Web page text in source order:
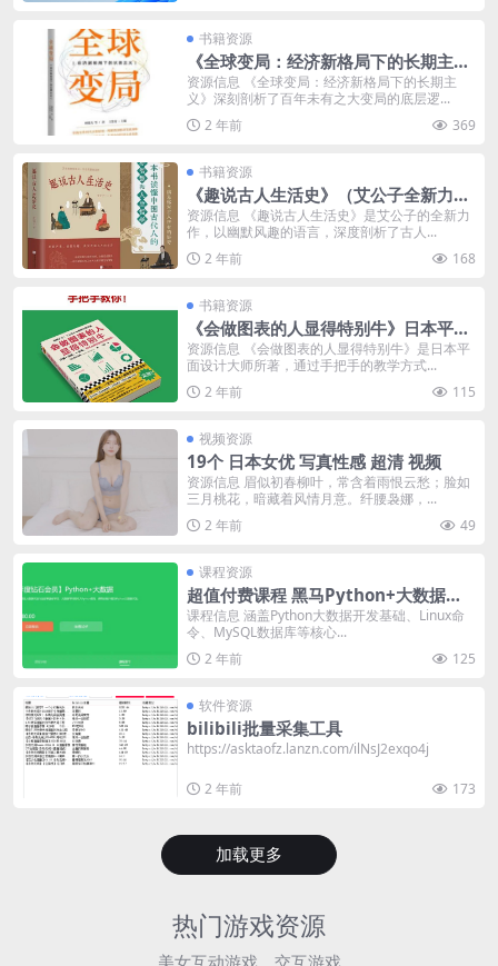
书籍资源
《全球变局：经济新格局下的长期主
义》透视百年未有之大变局的底层逻
辑，把握中国经济持续增长的坚韧定力
资源信息 《全球变局：经济新格局下的长期主
义》深刻剖析了百年未有之大变局的底层逻...
2 年前
369
书籍资源
《趣说古人生活史》（艾公子全新力
作，一本书满足你对古人所有的好奇，
让你捧腹大笑的同时，也能受益匪）
资源信息 《趣说古人生活史》是艾公子的全新力
作，以幽默风趣的语言，深度剖析了古人...
2 年前
168
书籍资源
《会做图表的人显得特别牛》日本平面
设计大师手把手教你做出清晰图表！
资源信息 《会做图表的人显得特别牛》是日本平
面设计大师所著，通过手把手的教学方式...
2 年前
115
视频资源
19个 日本女优 写真性感 超清 视频
资源信息 眉似初春柳叶，常含着雨恨云愁；脸如
三月桃花，暗藏着风情月意。纤腰袅娜，...
2 年前
49
课程资源
超值付费课程 黑马Python+大数据高
级班-原价9980 全程教程
课程信息 涵盖Python大数据开发基础、Linux命
令、MySQL数据库等核心...
2 年前
125
软件资源
bilibili批量采集工具
https://asktaofz.lanzn.com/ilNsJ2exqo4j
2 年前 173
加载更多
热门游戏资源